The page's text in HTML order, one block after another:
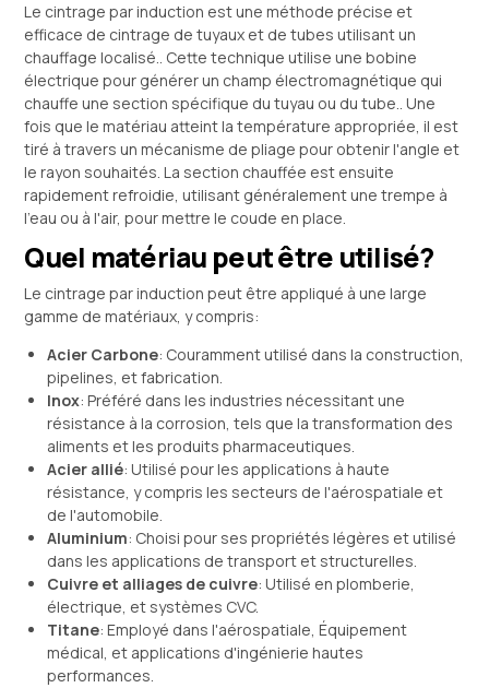
Le cintrage par induction est une méthode précise et
efficace de cintrage de tuyaux et de tubes utilisant un
chauffage localisé.. Cette technique utilise une bobine
électrique pour générer un champ électromagnétique qui
chauffe une section spécifique du tuyau ou du tube.. Une
fois que le matériau atteint la température appropriée, il est
tiré à travers un mécanisme de pliage pour obtenir l'angle et
le rayon souhaités. La section chauffée est ensuite
rapidement refroidie, utilisant généralement une trempe à
l'eau ou à l'air, pour mettre le coude en place.
Quel matériau peut être utilisé?
Le cintrage par induction peut être appliqué à une large
gamme de matériaux, y compris:
Acier Carbone: Couramment utilisé dans la construction,
pipelines, et fabrication.
Inox: Préféré dans les industries nécessitant une
résistance à la corrosion, tels que la transformation des
aliments et les produits pharmaceutiques.
Acier allié: Utilisé pour les applications à haute
résistance, y compris les secteurs de l'aérospatiale et
de l'automobile.
Aluminium: Choisi pour ses propriétés légères et utilisé
dans les applications de transport et structurelles.
Cuivre et alliages de cuivre: Utilisé en plomberie,
électrique, et systèmes CVC.
Titane: Employé dans l'aérospatiale, Équipement
médical, et applications d'ingénierie hautes
performances.